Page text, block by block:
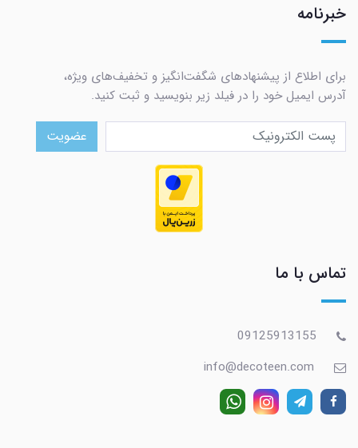
خبرنامه
برای اطلاع از پیشنهادهای شگفت‌انگیز و تخفیف‌های ویژه،
آدرس ایمیل خود را در فیلد زیر بنویسید و ثبت کنید.
عضویت
تماس با ما